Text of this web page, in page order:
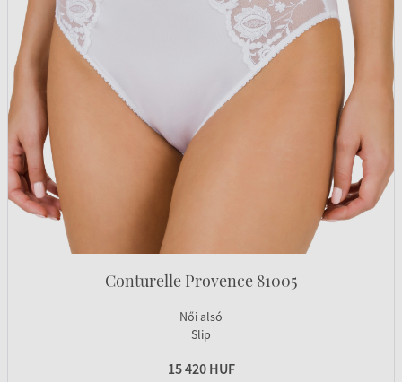
Conturelle Provence 81005
Női alsó
Slip
15 420 HUF